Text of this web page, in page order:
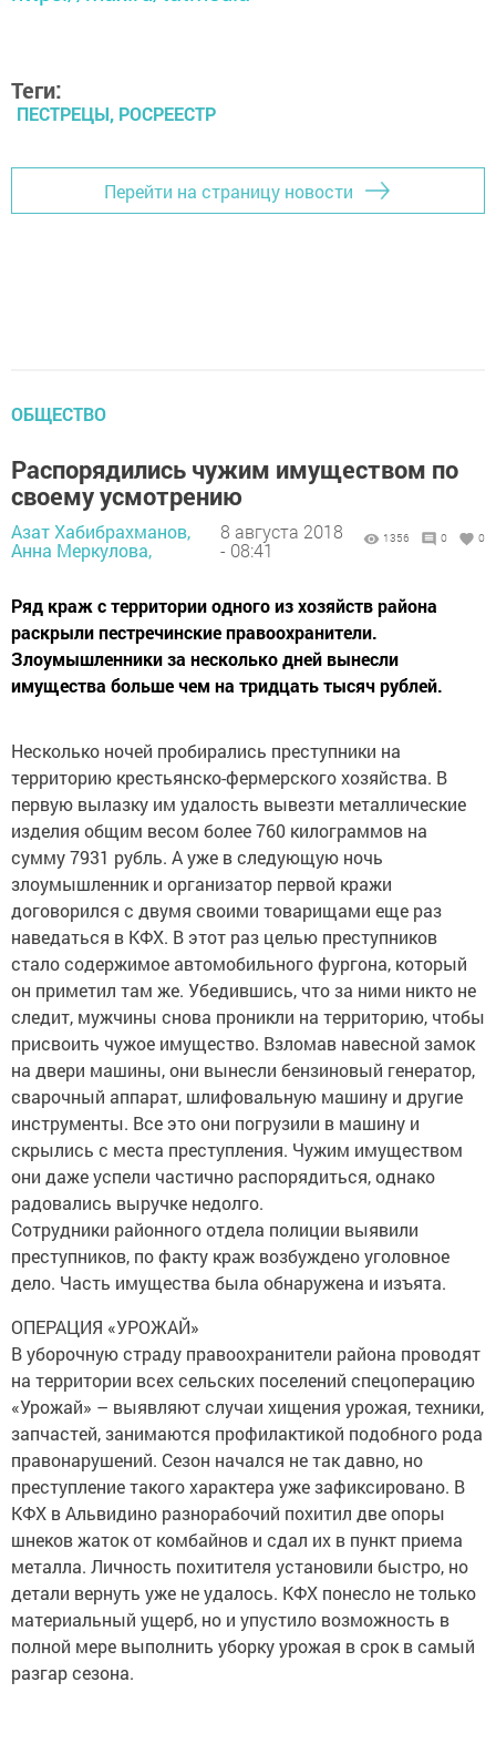
Теги:
ПЕСТРЕЦЫ, РОСРЕЕСТР
Перейти на страницу новости
ОБЩЕСТВО
Распорядились чужим имуществом по
своему усмотрению
Азат Хабибрахманов,
Анна Меркулова,
8 августа 2018
- 08:41
1356 0 0
Ряд краж с территории одного из хозяйств района
раскрыли пестречинские правоохранители.
Злоумышленники за несколько дней вынесли
имущества больше чем на тридцать тысяч рублей.
Несколько ночей пробирались преступники на
территорию крестьянско-фермерского хозяйства. В
первую вылазку им удалость вывезти металлические
изделия общим весом более 760 килограммов на
сумму 7931 рубль. А уже в следующую ночь
злоумышленник и организатор первой кражи
договорился с двумя своими товарищами еще раз
наведаться в КФХ. В этот раз целью преступников
стало содержимое автомобильного фургона, который
он приметил там же. Убедившись, что за ними никто не
следит, мужчины снова проникли на территорию, чтобы
присвоить чужое имущество. Взломав навесной замок
на двери машины, они вынесли бензиновый генератор,
сварочный аппарат, шлифовальную машину и другие
инструменты. Все это они погрузили в машину и
скрылись с места преступления. Чужим имуществом
они даже успели частично распорядиться, однако
радовались выручке недолго.
Сотрудники районного отдела полиции выявили
преступников, по факту краж возбуждено уголовное
дело. Часть имущества была обнаружена и изъята.
ОПЕРАЦИЯ «УРОЖАЙ»
В уборочную страду правоохранители района проводят
на территории всех сельских поселений спецоперацию
«Урожай» – выявляют случаи хищения урожая, техники,
запчастей, занимаются профилактикой подобного рода
правонарушений. Сезон начался не так давно, но
преступление такого характера уже зафиксировано. В
КФХ в Альвидино разнорабочий похитил две опоры
шнеков жаток от комбайнов и сдал их в пункт приема
металла. Личность похитителя установили быстро, но
детали вернуть уже не удалось. КФХ понесло не только
материальный ущерб, но и упустило возможность в
полной мере выполнить уборку урожая в срок в самый
разгар сезона.